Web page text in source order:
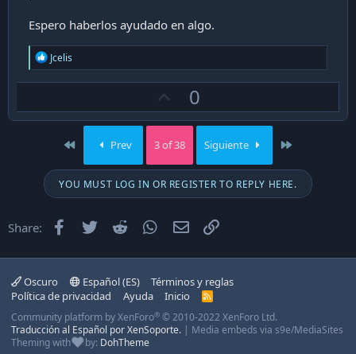
Espero haberlos ayudado en algo.
R
e
a
i
:
Jcelis
p
v
o
t
e
0
Prev 3 of 38 Siguiente
YOU MUST LOG IN OR REGISTER TO REPLY HERE.
Share: Facebook
Twitter Reddit WhatsApp
Email
Oscuro Español (ES)
Términos y reglas
Política de privacidad
Ayuda Inicio
R
S
Community platform by XenForo® © 2010-2022 XenForo Ltd.
Traducción al Español por XenSoporte. | Media embeds via s9e/MediaSites
Theming with
by: DohTheme